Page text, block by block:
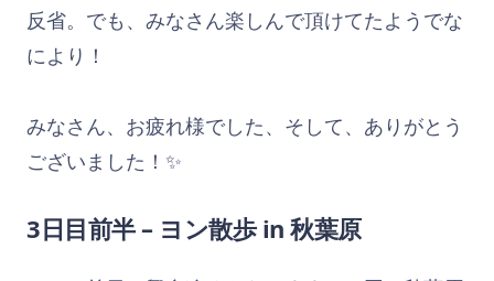
反省。でも、みなさん楽しんで頂けてたようでな
により！
みなさん、お疲れ様でした、そして、ありがとう
ございました！✨
3日目前半 – ヨン散歩 in 秋葉原